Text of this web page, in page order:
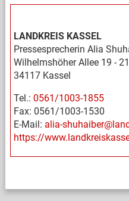
LANDKREIS KASSEL
Pressesprecherin Alia
Wilhelmshöher Allee 19 - 21
34117 Kassel
Tel.: 0561/1003-1855
Fax: 0561/1003-1530
E-Mail: alia-
https://